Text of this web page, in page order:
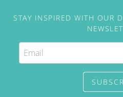
STAY INSPIRED WITH OUR